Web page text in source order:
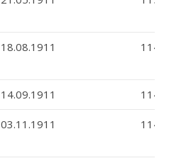
18.08.1911 114
14.09.1911 114
03.11.1911 114